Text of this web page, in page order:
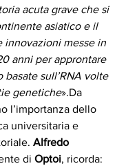
acuta grave che si
asiatico e il
innovazioni messe in
anni per approntare
sull’RNA volte
genetiche».Da
l’importanza dello
universitaria e
Alfredo
di Optoi, ricorda: